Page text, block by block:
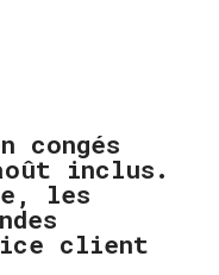
congés
inclus.
les
client